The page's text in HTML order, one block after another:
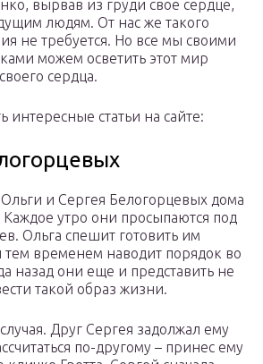
вырвав из груди свое сердце,
людям. От нас же такого
не требуется. Но все мы своими
можем осветить этот мир
сердца.
интересные статьи на сайте:
и Сергея Белогорцевых дома
утро они просыпаются под
Ольга спешит готовить им
тем временем наводит порядок во
назад они еще и представить не
такой образ жизни.
Друг Сергея задолжал ему
по-другому – принес ему